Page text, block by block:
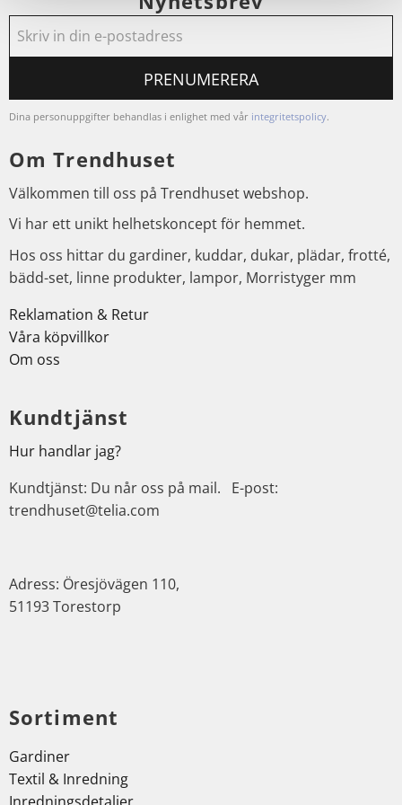
PRENUMERERA
Dina personuppgifter behandlas i enlighet med vår integritetspolicy.
Om Trendhuset
Välkommen till oss på Trendhuset webshop.
Vi har ett unikt helhetskoncept för hemmet.
Hos oss hittar du gardiner, kuddar, dukar, plädar, frotté,
bädd-set, linne produkter, lampor, Morristyger mm
Reklamation & Retur
Våra köpvillkor
Om oss
Kundtjänst
Hur handlar jag?
Kundtjänst: Du når oss på mail. E-post:
trendhuset@telia.com
Adress: Öresjövägen 110,
51193 Torestorp
Sortiment
Gardiner
Textil & Inredning